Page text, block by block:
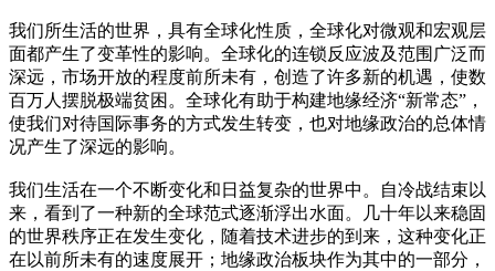
我们所生活的世界，具有全球化性质，全球化对微观和宏观层
面都产生了变革性的影响。全球化的连锁反应波及范围广泛而
深远，市场开放的程度前所未有，创造了许多新的机遇，使数
百万人摆脱极端贫困。全球化有助于构建地缘经济“新常态”，
使我们对待国际事务的方式发生转变，也对地缘政治的总体情
况产生了深远的影响。
我们生活在一个不断变化和日益复杂的世界中。自冷战结束以
来，看到了一种新的全球范式逐渐浮出水面。几十年以来稳固
的世界秩序正在发生变化，随着技术进步的到来，这种变化正
在以前所未有的速度展开；地缘政治板块作为其中的一部分，